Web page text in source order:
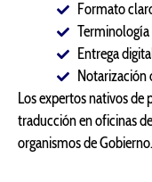
Formato
Entrega
Notarización
Los expertos nativos de
traducción en oficinas
organismos de Gobierno.